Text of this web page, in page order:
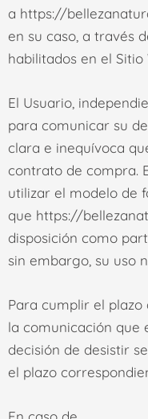
a https://
en su caso, a través
habilitados en el Sitio
El Usuario,
para comunicar su
clara e inequívoca
contrato de compra.
utilizar el modelo de
que https://
disposición como
sin embargo, su uso
Para cumplir el
la comunicación que
decisión de desistir
el plazo